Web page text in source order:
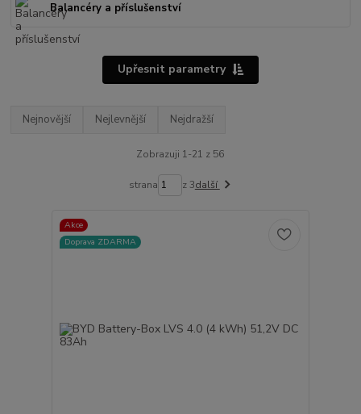
Balancéry a příslušenství
Upřesnit parametry
Nejnovější Nejlevnější Nejdražší
Zobrazuji 1-21 z 56
strana z 3další
Akce
Doprava ZDARMA